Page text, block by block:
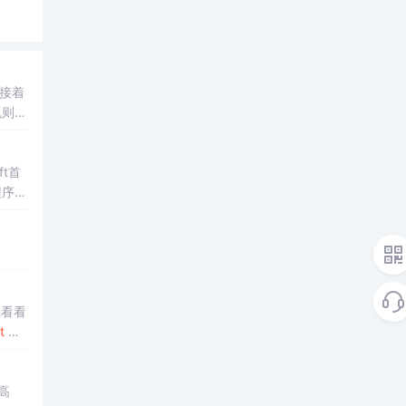
着
实
首
看
we